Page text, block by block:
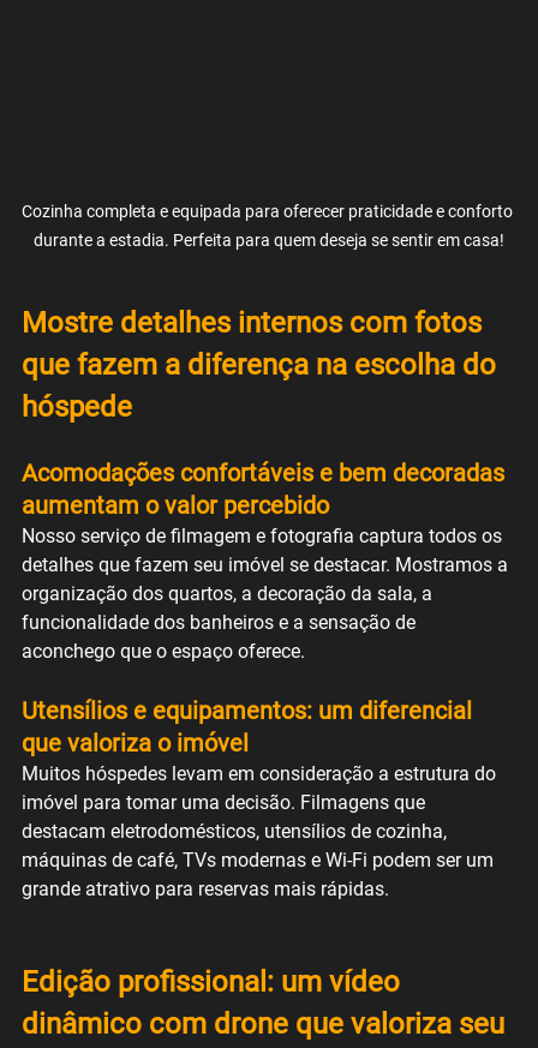
Cozinha completa e equipada para oferecer praticidade e conforto
durante a estadia. Perfeita para quem deseja se sentir em casa!
Mostre detalhes internos com fotos
que fazem a diferença na escolha do
hóspede
Acomodações confortáveis e bem decoradas
aumentam o valor percebido
Nosso serviço de filmagem e fotografia captura todos os
detalhes que fazem seu imóvel se destacar. Mostramos a
organização dos quartos, a decoração da sala, a
funcionalidade dos banheiros e a sensação de
aconchego que o espaço oferece.
Utensílios e equipamentos: um diferencial
que valoriza o imóvel
Muitos hóspedes levam em consideração a estrutura do
imóvel para tomar uma decisão. Filmagens que
destacam eletrodomésticos, utensílios de cozinha,
máquinas de café, TVs modernas e Wi-Fi podem ser um
grande atrativo para reservas mais rápidas.
Edição profissional: um vídeo
dinâmico com drone que valoriza seu